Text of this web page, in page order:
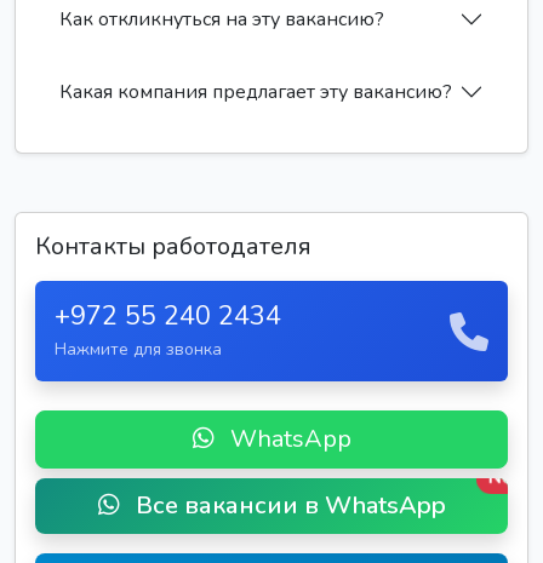
Как откликнуться на эту вакансию?
Какая компания предлагает эту вакансию?
Контакты работодателя
+972 55 240 2434
Нажмите для звонка
WhatsApp
Все вакансии в WhatsApp
New